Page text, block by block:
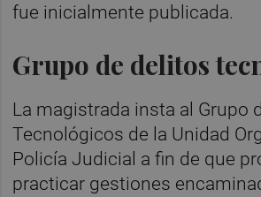
fue inicialmente publicada.
Grupo de delitos
La magistrada insta al Grupo
Tecnológicos de la Unidad
Policía Judicial a fin de que
practicar gestiones